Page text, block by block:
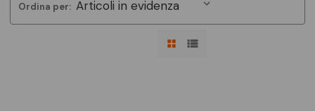
Ordina per: